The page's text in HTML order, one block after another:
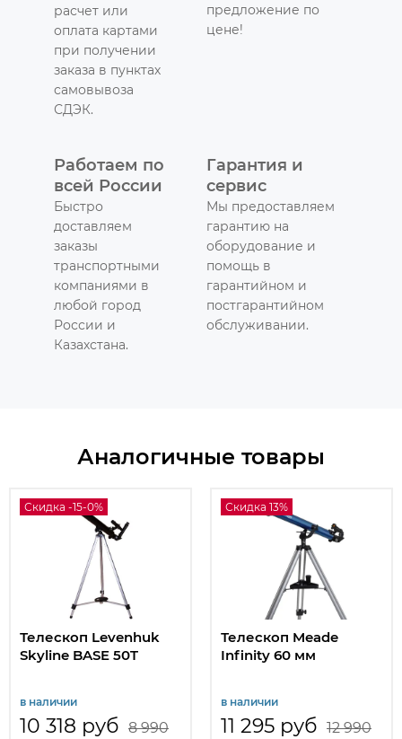
расчет или
оплата картами
при получении
заказа в пунктах
самовывоза
СДЭК.
предложение по
цене!
Работаем по
всей России
Быстро
доставляем
заказы
транспортными
компаниями в
любой город
России и
Казахстана.
Гарантия и
сервис
Мы предоставляем
гарантию на
оборудование и
помощь в
гарантийном и
постгарантийном
обслуживании.
Аналогичные товары
Скидка -15-0%
Телескоп Levenhuk
Skyline BASE 50T
в наличии
10 318 руб 8 990
Скидка 13%
Телескоп Meade
Infinity 60 мм
в наличии
11 295 руб 12 990